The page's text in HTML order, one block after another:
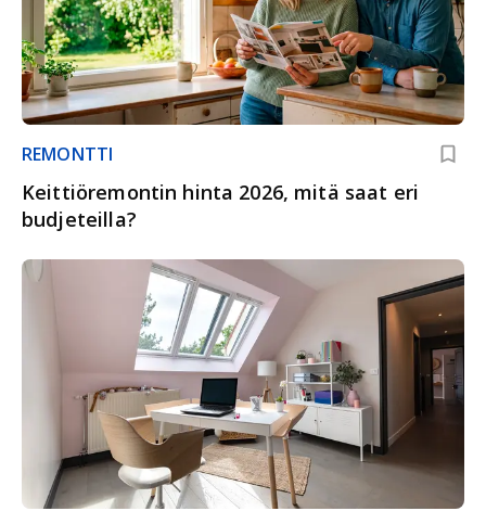
REMONTTI
Keittiöremontin hinta 2026, mitä saat eri
budjeteilla?